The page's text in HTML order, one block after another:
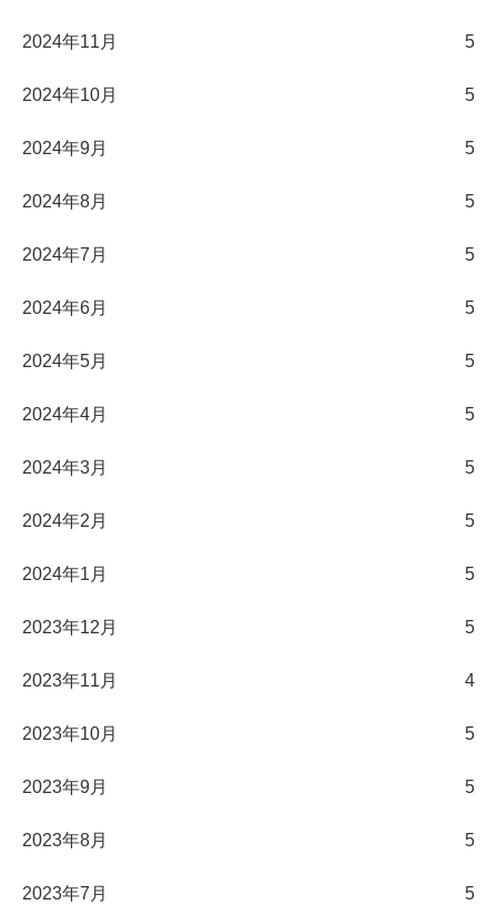
2024年11月 5
2024年10月 5
2024年9月 5
2024年8月 5
2024年7月 5
2024年6月 5
2024年5月 5
2024年4月 5
2024年3月 5
2024年2月 5
2024年1月 5
2023年12月 5
2023年11月 4
2023年10月 5
2023年9月 5
2023年8月 5
2023年7月 5